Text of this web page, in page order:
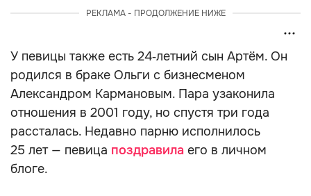
РЕКЛАМА - ПРОДОЛЖЕНИЕ НИЖЕ
У певицы также есть 24‑летний сын Артём. Он
родился в браке Ольги с бизнесменом
Александром Кармановым. Пара узаконила
отношения в 2001 году, но спустя три года
рассталась. Недавно парню исполнилось
25 лет — певица поздравила его в личном
блоге.